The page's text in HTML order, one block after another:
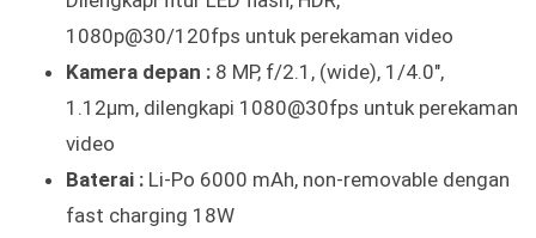
1080p@30/120fps untuk perekaman video
Kamera depan : 8 MP, f/2.1, (wide), 1/4.0″,
1.12µm, dilengkapi 1080@30fps untuk perekaman
video
Baterai : Li-Po 6000 mAh, non-removable dengan
fast charging 18W